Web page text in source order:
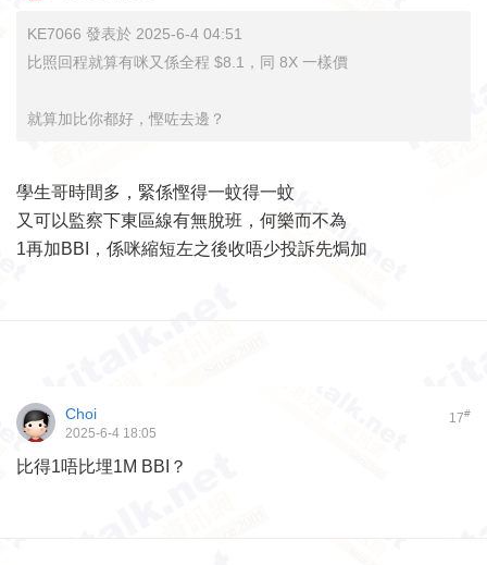
KE7066 發表於 2025-6-4 04:51
比照回程就算有咪又係全程 $8.1，同 8X 一樣價
就算加比你都好，慳咗去邊？
學生哥時間多，緊係慳得一蚊得一蚊
又可以監察下東區線有無脫班，何樂而不為
1再加BBI，係咪縮短左之後收唔少投訴先焗加
17#
Choi
2025-6-4 18:05
比得1唔比埋1M BBI？